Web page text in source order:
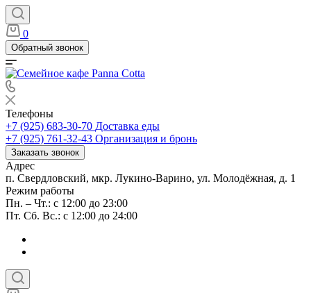
0
Обратный звонок
Телефоны
+7 (925) 683-30-70 Доставка еды
+7 (925) 761-32-43 Организация и бронь
Заказать звонок
Адрес
п. Свердловский, мкр. Лукино-Варино, ул. Молодёжная, д. 1
Режим работы
Пн. – Чт.: с 12:00 до 23:00
Пт. Сб. Вс.: с 12:00 до 24:00